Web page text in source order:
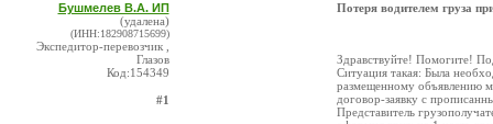
Бушмелев В.А. ИП
(удалена)
(ИНН:182908715699)
Экспедитор-перевозчик ,
Глазов
Код:154349
#1
Потеря водителем груза
Здравствуйте! Помогите!
Ситуация такая: Была
размещенному объявлению
договор-заявку с
Представитель